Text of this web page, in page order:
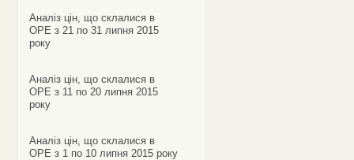
Аналіз цін, що склалися в
ОРЕ з 21 по 31 липня 2015
року
Аналіз цін, що склалися в
ОРЕ з 11 по 20 липня 2015
року
Аналіз цін, що склалися в
ОРЕ з 1 по 10 липня 2015 року